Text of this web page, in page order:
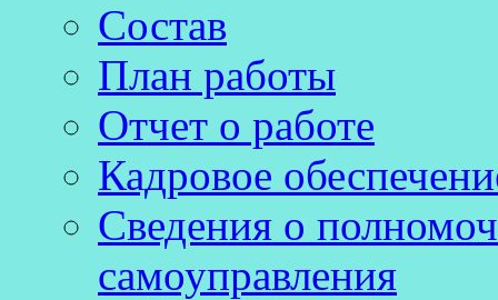
Состав
План работы
Отчет о работе
Кадровое
Сведения о
самоуправления